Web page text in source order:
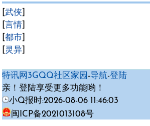
武侠
言情
都市
灵异
特讯网3GQQ社区家园 -导航-登陆
亲！登陆享受更多功能哟！
小Q报时:2026-08-06 11:46:03
闽ICP备2021013108号